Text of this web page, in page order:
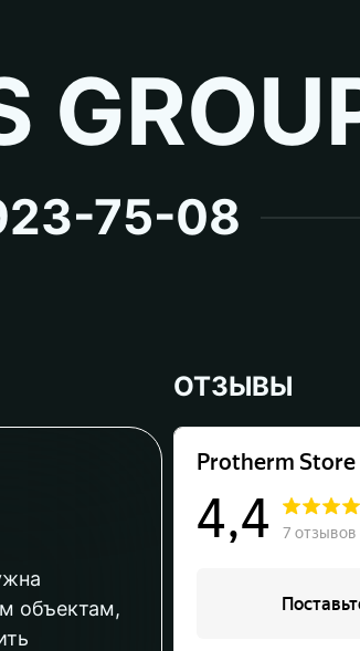
75-08
объектам,
ОТЗЫВЫ